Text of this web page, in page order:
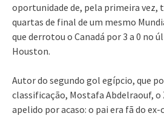
oportunidade de, pela primeira vez,
quartas de final de um mesmo
que derrotou o Canadá por 3 a 0 no
Houston.
Autor do segundo gol egípcio, que
classificação, Mostafa Abdelraouf, o
apelido por acaso: o pai era fã do